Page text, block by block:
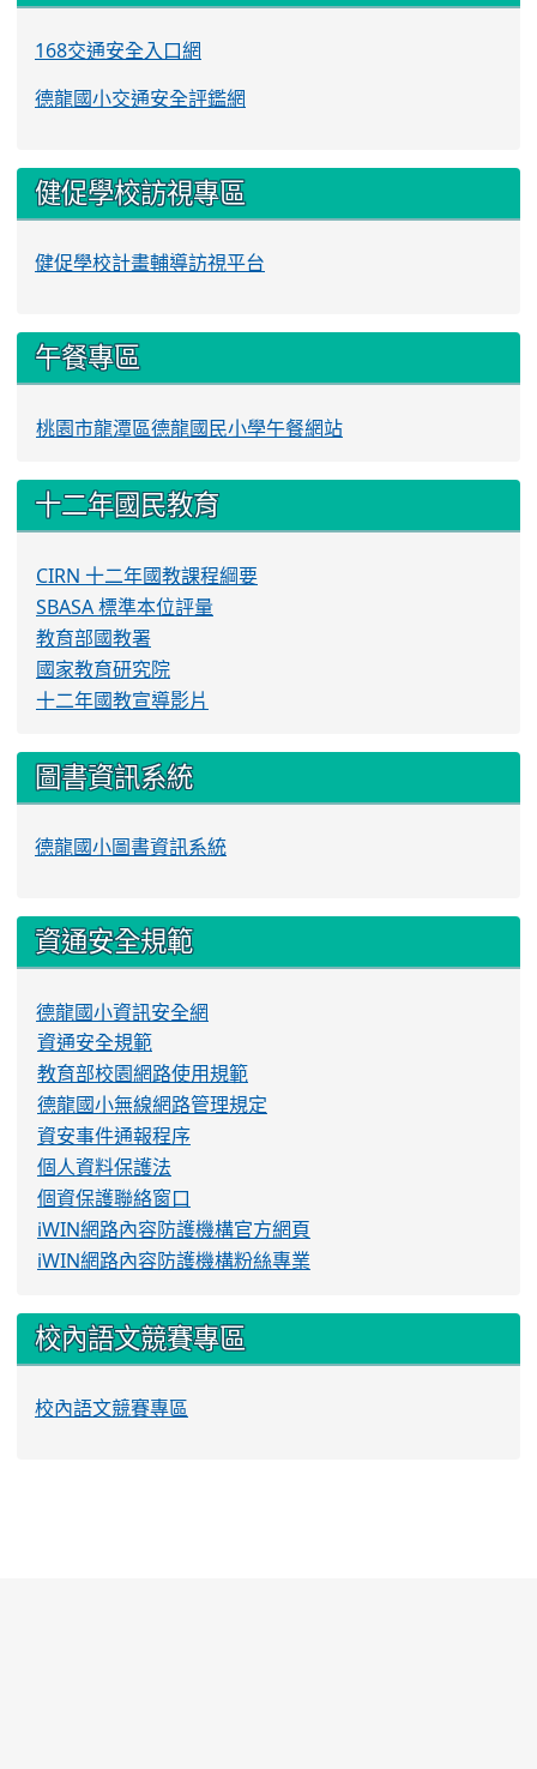
168交通安全入口網
德龍國小交通安全評鑑網
健促學校訪視專區
健促學校計畫輔導訪視平台
午餐專區
桃園市龍潭區德龍國民小學午餐網站
十二年國民教育
CIRN 十二年國教課程綱要
SBASA 標準本位評量
教育部國教署
國家教育研究院
十二年國教宣導影片
圖書資訊系統
德龍國小圖書資訊系統
資通安全規範
德龍國小資訊安全網
資通安全規範
教育部校園網路使用規範
德龍國小無線網路管理規定
資安事件通報程序
個人資料保護法
個資保護聯絡窗口
iWIN網路內容防護機構官方網頁
iWIN網路內容防護機構粉絲專業
校內語文競賽專區
校內語文競賽專區